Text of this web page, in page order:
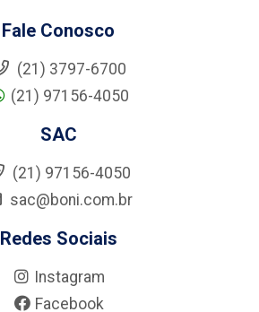
Fale Conosco
(21) 3797-6700
(21) 97156-4050
SAC
(21) 97156-4050
sac@boni.com.br
Redes Sociais
Instagram
Facebook